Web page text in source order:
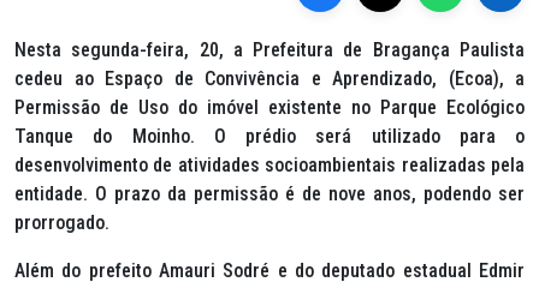
Nesta segunda-feira, 20, a Prefeitura de Bragança Paulista
cedeu ao Espaço de Convivência e Aprendizado, (Ecoa), a
Permissão de Uso do imóvel existente no Parque Ecológico
Tanque do Moinho. O prédio será utilizado para o
desenvolvimento de atividades socioambientais realizadas pela
entidade. O prazo da permissão é de nove anos, podendo ser
prorrogado.
Além do prefeito Amauri Sodré e do deputado estadual Edmir